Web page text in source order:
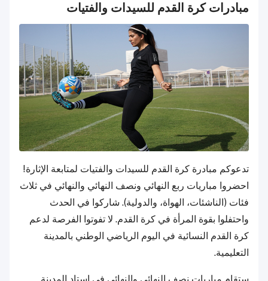
مبادرات كرة القدم للسيدات والفتيات
تدعوكم مبادرة كرة القدم للسيدات والفتيات لمتابعة الإثارة!
احضروا مباريات ربع النهائي ونصف النهائي والنهائي في ثلاث
فئات (الناشئات، الهواة، والدولية). شاركوا في الحدث
واحتفلوا بقوة المرأة في كرة القدم. لا تفوتوا الفرصة لدعم
كرة القدم النسائية في اليوم الرياضي الوطني بالمدينة
التعليمية.